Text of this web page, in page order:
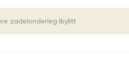
zadelonderleg Ibylitt